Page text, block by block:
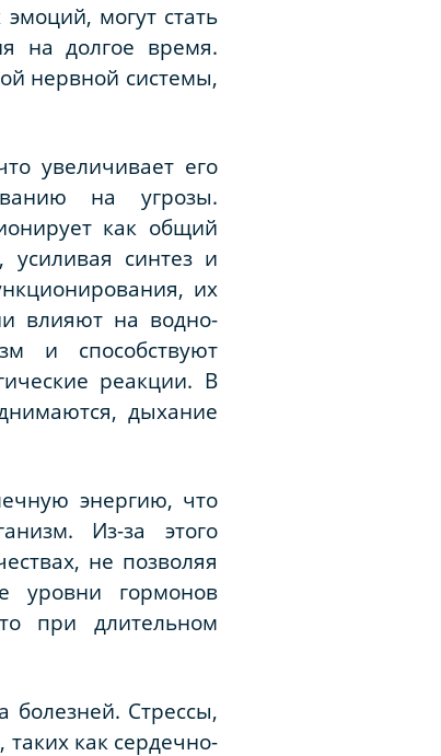
могут стать
на долгое время.
нервной системы,
увеличивает его
на угрозы.
как общий
усиливая синтез и
их
влияют на водно-
и способствуют
реакции. В
дыхание
энергию, что
Из-за этого
не позволяя
уровни гормонов
при длительном
болезней. Стрессы,
как сердечно-